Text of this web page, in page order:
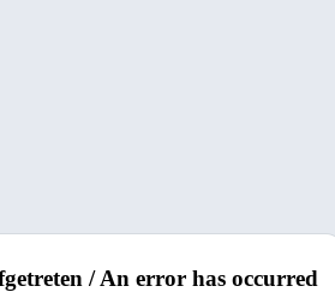
/ An error has occurred